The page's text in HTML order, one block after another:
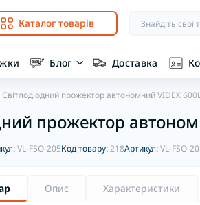
Каталог товарів
Блог Доставка
Світлодіодний прожектор автономний VIDEX
прожектор
VL-FSO-205Код товару:218Артикул:VL-FSO-
Опис Характеристики